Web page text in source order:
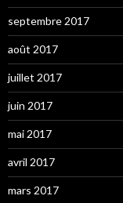
septembre 2017
août 2017
juillet 2017
juin 2017
mai 2017
avril 2017
mars 2017